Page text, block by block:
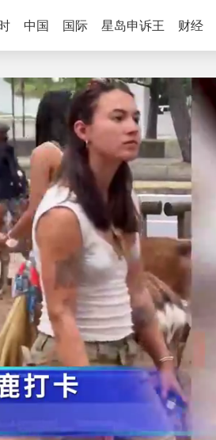
中国 国际 星岛申诉王 财经